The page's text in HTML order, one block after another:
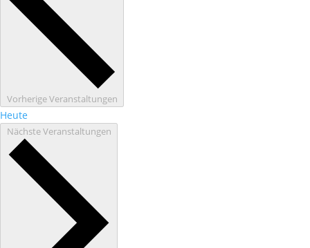
VorherigeVeranstaltungen
Heute
NächsteVeranstaltungen